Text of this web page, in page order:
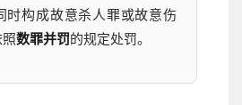
时构成故意杀人罪或故意伤
数罪并罚的规定处罚。